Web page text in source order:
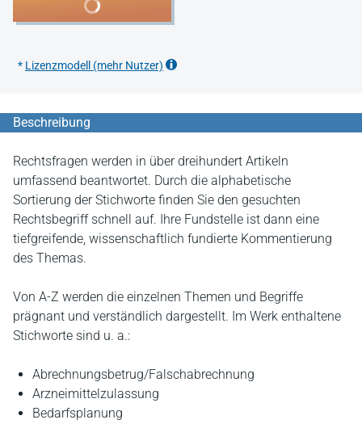
In den Warenkorb
* Lizenzmodell (mehr Nutzer)
Beschreibung
Rechtsfragen werden in über dreihundert Artikeln
umfassend beantwortet. Durch die alphabetische
Sortierung der Stichworte finden Sie den gesuchten
Rechtsbegriff schnell auf. Ihre Fundstelle ist dann eine
tiefgreifende, wissenschaftlich fundierte Kommentierung
des Themas.
Von A-Z werden die einzelnen Themen und Begriffe
prägnant und verständlich dargestellt. Im Werk enthaltene
Stichworte sind u. a.:
Abrechnungsbetrug/Falschabrechnung
Arzneimittelzulassung
Bedarfsplanung